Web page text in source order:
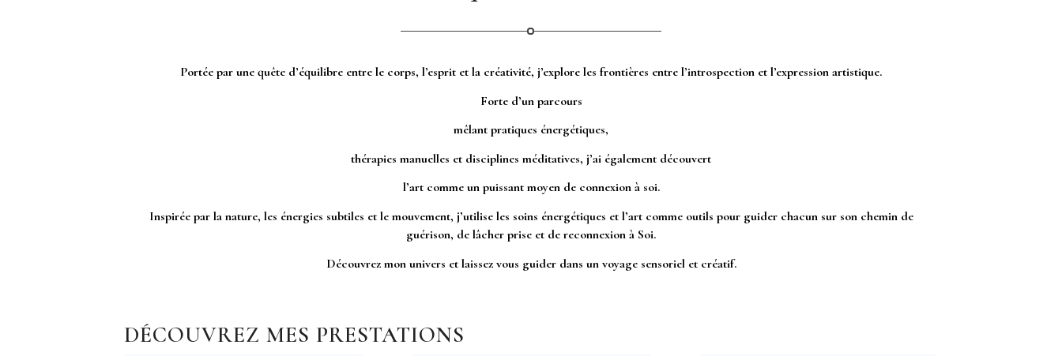
Portée par une quête d’équilibre entre le corps, l’esprit et la créativité, j’explore les frontières entre l’introspection et l’expression artistique.
Forte d’un parcours
mêlant pratiques énergétiques,
thérapies manuelles et disciplines méditatives, j’ai également découvert
l’art comme un puissant moyen de connexion à soi.
Inspirée par la nature, les énergies subtiles et le mouvement, j’utilise les soins énergétiques et l’art comme outils pour guider chacun sur son chemin de
guérison, de lâcher prise et de reconnexion à Soi.
Découvrez mon univers et laissez vous guider dans un voyage sensoriel et créatif.
DÉCOUVREZ MES PRESTATIONS